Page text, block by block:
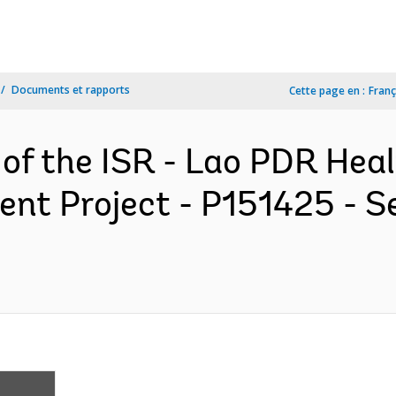
Documents et rapports Cette page en :
the ISR - Lao PDR
Project - P151425 -